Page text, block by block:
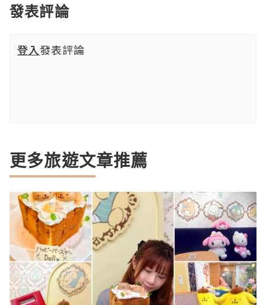
發表評論
登入發表評論
更多旅遊文章推薦